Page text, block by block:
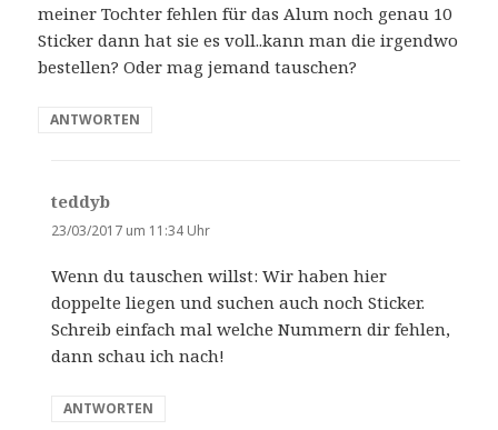
:
meiner Tochter fehlen für das Alum noch genau 10
Sticker dann hat sie es voll..kann man die irgendwo
bestellen? Oder mag jemand tauschen?
ANTWORTEN
teddyb
a
t
:
23/03/2017 um 11:34 Uhr
Wenn du tauschen willst: Wir haben hier
doppelte liegen und suchen auch noch Sticker.
Schreib einfach mal welche Nummern dir fehlen,
dann schau ich nach!
ANTWORTEN